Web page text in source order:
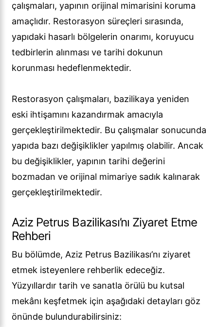
çalışmaları, yapının orijinal mimarisini koruma
amaçlıdır. Restorasyon süreçleri sırasında,
yapıdaki hasarlı bölgelerin onarımı, koruyucu
tedbirlerin alınması ve tarihi dokunun
korunması hedeflenmektedir.
Restorasyon çalışmaları, bazilikaya yeniden
eski ihtişamını kazandırmak amacıyla
gerçekleştirilmektedir. Bu çalışmalar sonucunda
yapıda bazı değişiklikler yapılmış olabilir. Ancak
bu değişiklikler, yapının tarihi değerini
bozmadan ve orijinal mimariye sadık kalınarak
gerçekleştirilmektedir.
Aziz Petrus Bazilikası’nı Ziyaret Etme
Rehberi
Bu bölümde, Aziz Petrus Bazilikası’nı ziyaret
etmek isteyenlere rehberlik edeceğiz.
Yüzyıllardır tarih ve sanatla örülü bu kutsal
mekânı keşfetmek için aşağıdaki detayları göz
önünde bulundurabilirsiniz: